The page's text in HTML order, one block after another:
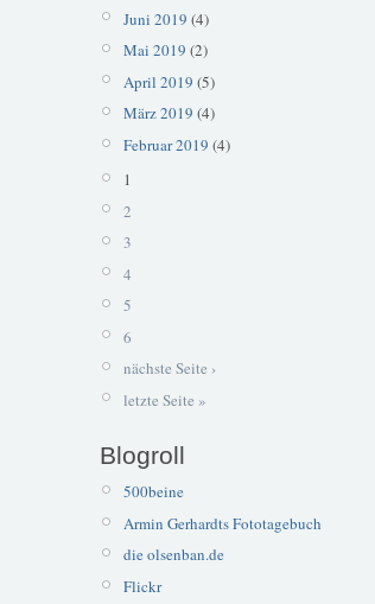
Juni 2019 (4)
Mai 2019 (2)
April 2019 (5)
März 2019 (4)
Februar 2019 (4)
1
2
3
4
5
6
nächste Seite ›
letzte Seite »
Blogroll
500beine
Armin Gerhardts Fototagebuch
die olsenban.de
Flickr